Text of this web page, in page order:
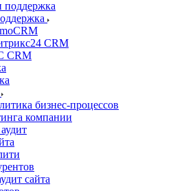
CRM
CRM
бизнес-процессов
компании
сайта